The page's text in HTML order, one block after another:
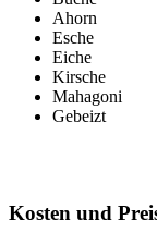
Ahorn
Esche
Eiche
Kirsche
Mahagoni
Gebeizt
Kosten und